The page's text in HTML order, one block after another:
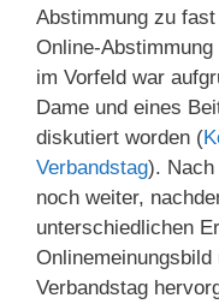
Abstimmung zu
Online-
im Vorfeld war
Dame und eines
diskutiert worden (
Verbandstag). Nach
noch weiter,
unterschiedlichen
Verbandstag